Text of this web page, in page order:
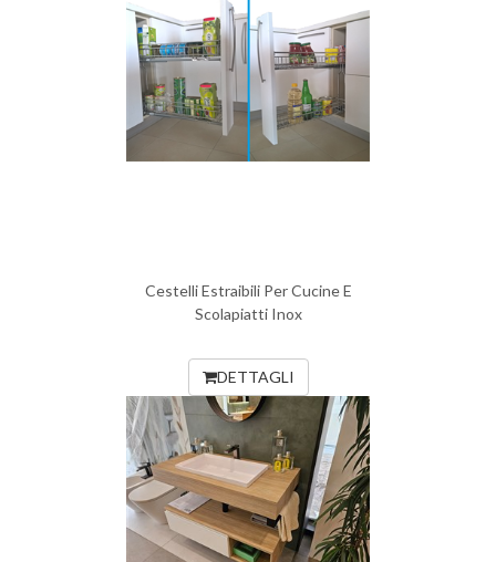
Cestelli Estraibili Per Cucine E
Scolapiatti Inox
DETTAGLI